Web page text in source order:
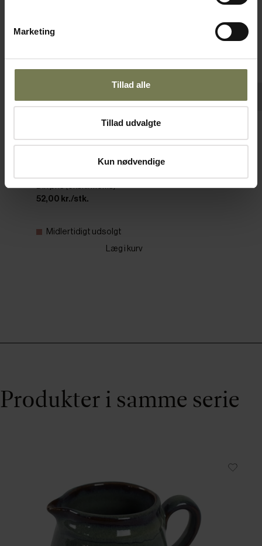
Marketing
Tillad alle
Tillad udvalgte
Kun nødvendige
Varenr: 11333519
Din pris (ekskl. moms)
52,00 kr./stk.
Midlertidigt udsolgt
Læg i kurv
Produkter i samme serie